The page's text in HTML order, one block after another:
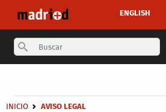
ENGLISH
Sobrescribir enlaces de ayuda a
INICIO AVISO LEGAL